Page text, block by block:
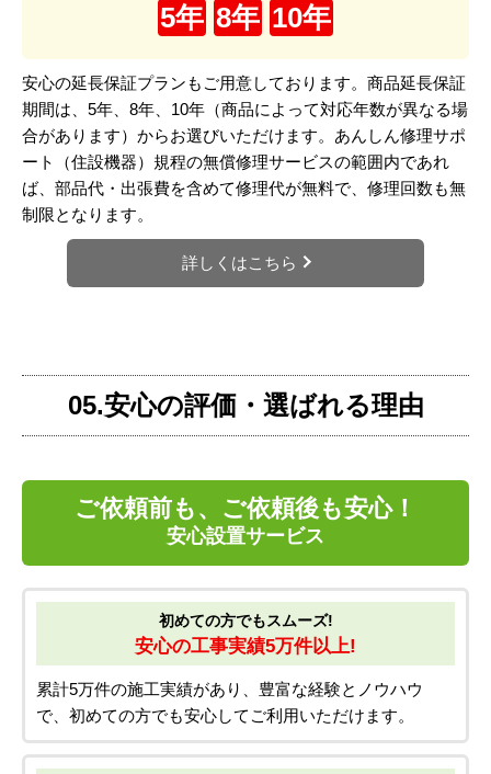
5年 8年 10年
安心の延長保証プランもご用意しております。商品延長保証
期間は、5年、8年、10年（商品によって対応年数が異なる場
合があります）からお選びいただけます。あんしん修理サポ
ート（住設機器）規程の無償修理サービスの範囲内であれ
ば、部品代・出張費を含めて修理代が無料で、修理回数も無
制限となります。
詳しくはこちら
05.安心の評価・選ばれる理由
ご依頼前も、ご依頼後も安心！
安心設置サービス
初めての方でもスムーズ!
安心の工事実績5万件以上!
累計5万件の施工実績があり、豊富な経験とノウハウ
で、初めての方でも安心してご利用いただけます。